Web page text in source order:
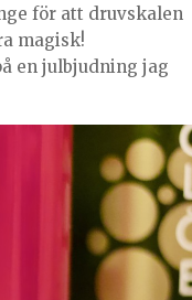
för att druvskalen
magisk!
en julbjudning jag